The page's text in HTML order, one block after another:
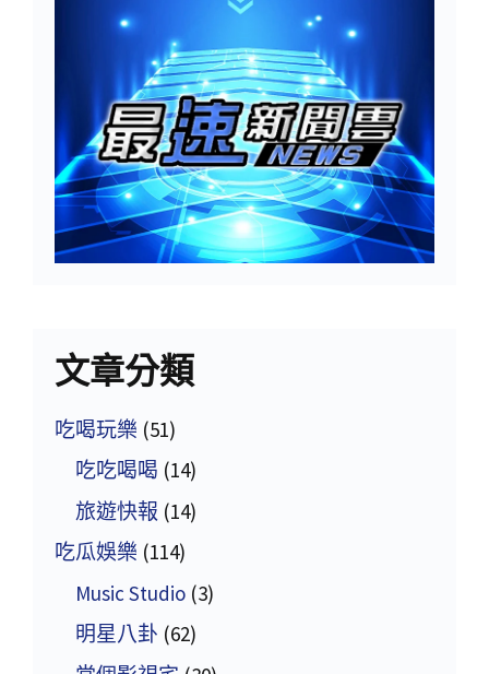
文章分類
吃喝玩樂 (51)
吃吃喝喝 (14)
旅遊快報 (14)
吃瓜娛樂 (114)
Music Studio (3)
明星八卦 (62)